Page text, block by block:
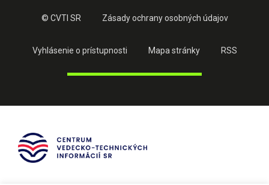
© CVTI SR Zásady ochrany osobných údajov
Vyhlásenie o prístupnosti Mapa stránky RSS